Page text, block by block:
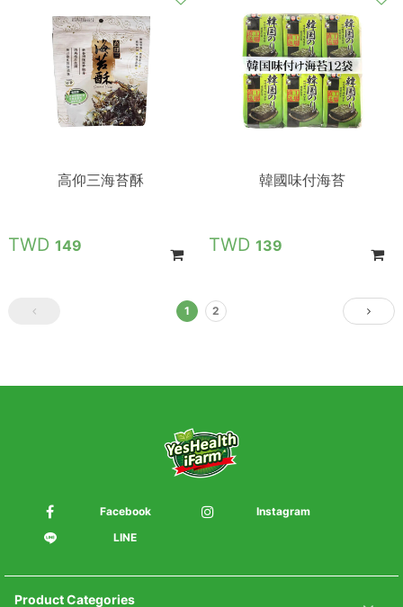
高仰三海苔酥
149
韓國味付海苔
139
1 2
Facebook
Instagram
LINE
Product Categories